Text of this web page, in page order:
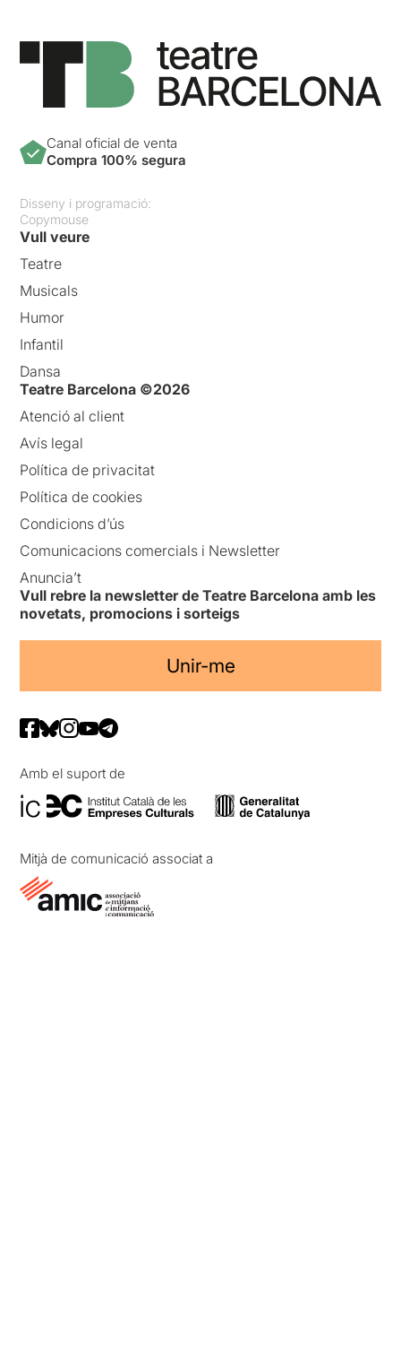
Canal oficial de venta
Compra 100% segura
Disseny i programació:
Copymouse
Vull veure
Teatre
Musicals
Humor
Infantil
Dansa
Teatre Barcelona ©2026
Atenció al client
Avís legal
Política de privacitat
Política de cookies
Condicions d’ús
Comunicacions comercials i Newsletter
Anuncia’t
Vull rebre la newsletter de Teatre Barcelona amb les
novetats, promocions i sorteigs
Unir-me
Amb el suport de
Mitjà de comunicació associat a